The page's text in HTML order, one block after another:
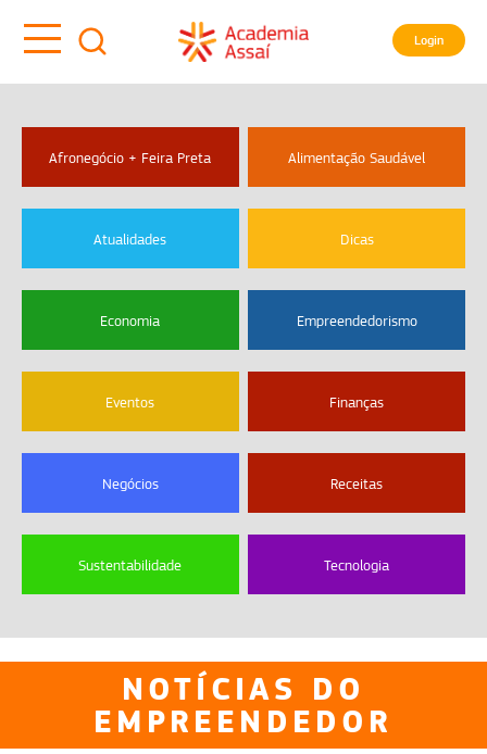
Login
Afronegócio + Feira Preta Alimentação Saudável
Atualidades Dicas
Economia Empreendedorismo
Eventos Finanças
Negócios Receitas
Sustentabilidade Tecnologia
NOTÍCIAS DO
EMPREENDEDOR